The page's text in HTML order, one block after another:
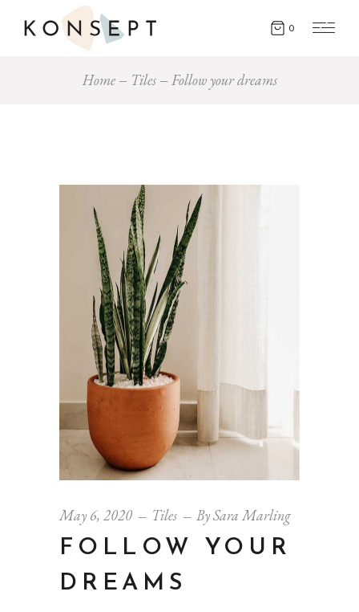
0
Home Tiles Follow your dreams
May 6, 2020 Tiles BySara Marling
FOLLOW YOUR
DREAMS